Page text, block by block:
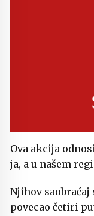
Ova akcija
ja, a u našem
Njihov
povecao četiri